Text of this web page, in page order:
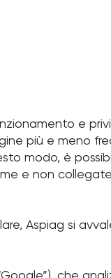
e
più e meno
modo, è
e non
Aspiag si